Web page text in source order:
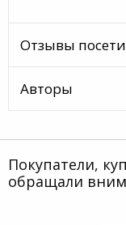
Отзывы
Авторы
Покупатели,
обращали